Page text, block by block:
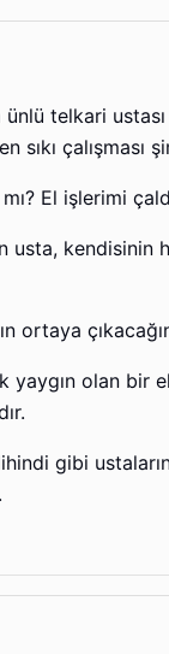
telkari
sıkı çalışması
El işlerimi
usta, kendisinin
ortaya
olan bir
gibi